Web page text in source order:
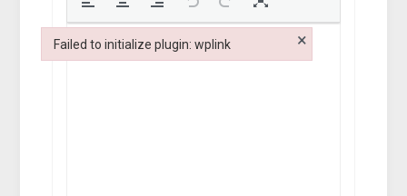
Failed to initialize plugin: wplink ×
Failed to initialize plugin: wplink